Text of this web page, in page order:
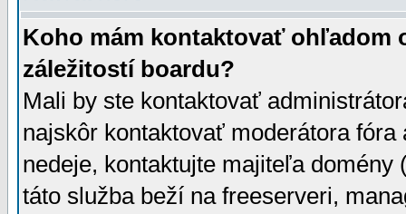
Koho mám kontaktovať ohľadom
záležitostí boardu?
Mali by ste kontaktovať
najskôr kontaktovať moderátora
nedeje, kontaktujte majiteľa
táto služba beží na freeserveri,